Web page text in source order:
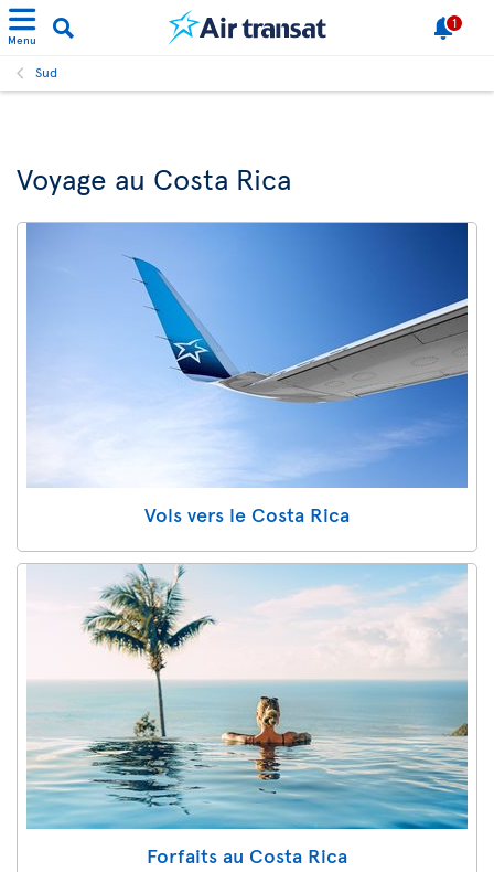
Menu
1
Sud
Voyage au Costa Rica
Vols vers le Costa Rica
Forfaits au Costa Rica